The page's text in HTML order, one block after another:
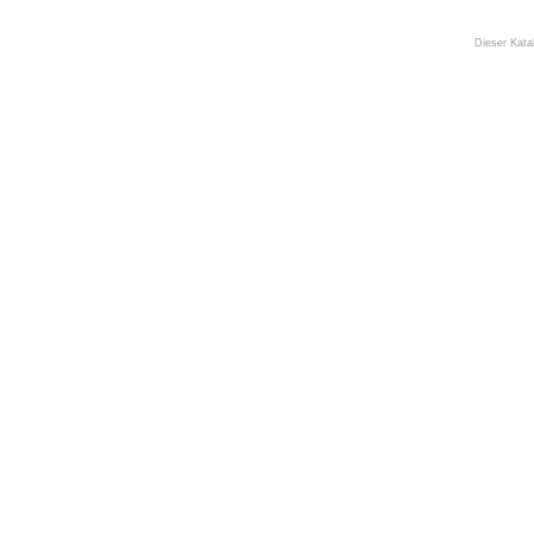
Dieser